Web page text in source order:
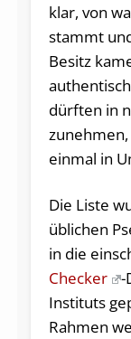
klar, von
stammt
Besitz
dürften in
einmal in
Die Liste
üblichen
in die
Checker
-
Instituts
Rahmen